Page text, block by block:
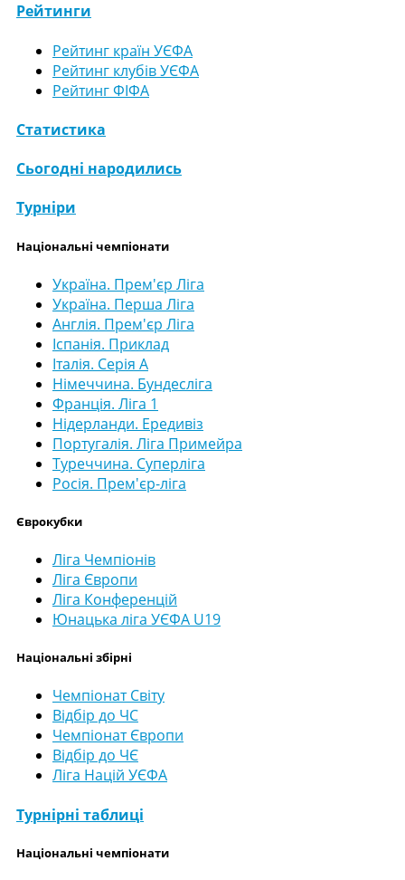
Рейтинги
Рейтинг країн УЄФА
Рейтинг клубів УЄФА
Рейтинг ФІФА
Статистика
Сьогодні народились
Турніри
Національні чемпіонати
Україна. Прем'єр Ліга
Україна. Перша Ліга
Англія. Прем'єр Ліга
Іспанія. Приклад
Італія. Серія А
Німеччина. Бундесліга
Франція. Ліга 1
Нідерланди. Ередивіз
Португалія. Ліга Примейра
Туреччина. Суперліга
Росія. Прем'єр-ліга
Єврокубки
Ліга Чемпіонів
Ліга Європи
Ліга Конференцій
Юнацька ліга УЄФА U19
Національні збірні
Чемпіонат Світу
Відбір до ЧС
Чемпіонат Європи
Відбір до ЧЄ
Ліга Націй УЄФА
Турнірні таблиці
Національні чемпіонати